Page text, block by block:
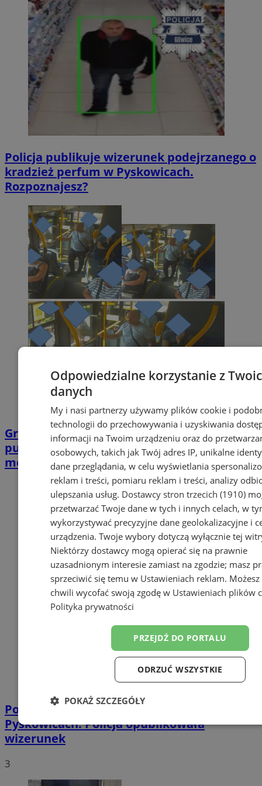
Policja publikuje wizerunek podejrzanego o
kradzież perfum w Pyskowicach.
Rozpoznajesz?
Groźby karalne w Pyskowicach. Policja
publikuje wizerunek podejrzewanego
mężczyzny
Poszukiwani sprawcy kradzieży w
Pyskowicach. Policja opublikowała
wizerunek
3
Odpowiedzialne korzystanie z
danych
My i nasi partnerzy używamy plików cookie i
technologii do przechowywania i uzyskiwania
informacji na Twoim urządzeniu oraz do
osobowych, takich jak Twój adres IP, unikalne
dane przeglądania, w celu wyświetlania
reklam i treści, pomiaru reklam i treści, analizy
ulepszania usług. Dostawcy stron trzecich (1910)
przetwarzać Twoje dane w tych i innych celach, w
wykorzystywać precyzyjne dane geolokalizacyjne i
urządzenia. Twoje wybory dotyczą wyłącznie tej
Niektórzy dostawcy mogą opierać się na prawnie
uzasadnionym interesie zamiast na zgodzie; masz
sprzeciwić się temu w Ustawieniach reklam.
chwili wycofać swoją zgodę w Ustawieniach plików
Polityka prywatności
PRZEJDŹ DO PORTALU
ODRZUĆ WSZYSTKIE
POKAŻ SZCZEGÓŁY
Niezbędne Wydajność Targetowanie